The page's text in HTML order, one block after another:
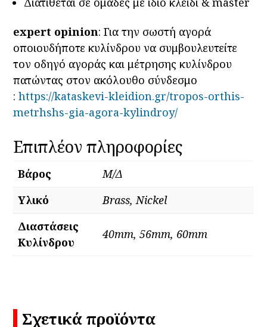
expert opinion: Για την σωστή αγορά
οποιουδήποτε κυλίνδρου να συμβουλευτείτε
τον οδηγό αγοράς και μέτρησης κυλίνδρου
πατώντας στον ακόλουθο σύνδεσμο
:https://kataskevi-kleidion.gr/tropos-orthis-
metrhshs-gia-agora-kylindroy/
Επιπλέον πληροφορίες
Βάρος
Μ/Δ
Υλικό
Brass, Nickel
Διαστάσεις
Κυλίνδρου
40mm, 56mm, 60mm
Σχετικά προϊόντα